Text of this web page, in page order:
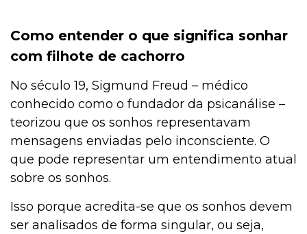
Como entender o que significa sonhar
com filhote de cachorro
No século 19, Sigmund Freud – médico
conhecido como o fundador da psicanálise –
teorizou que os sonhos representavam
mensagens enviadas pelo inconsciente. O
que pode representar um entendimento atual
sobre os sonhos.
Isso porque acredita-se que os sonhos devem
ser analisados de forma singular, ou seja,